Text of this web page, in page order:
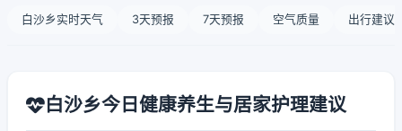
白沙乡实时天气 3天预报 7天预报 空气质量 出行建议
白沙乡今日健康养生与居家护理建议